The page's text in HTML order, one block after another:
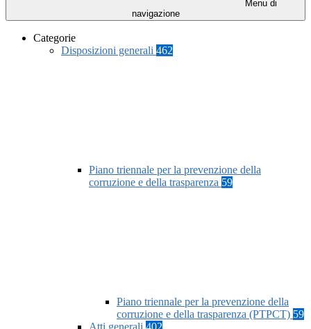
Menu di
navigazione
Categorie
Disposizioni generali 462
Piano triennale per la prevenzione della
corruzione e della trasparenza 59
Piano triennale per la prevenzione della
corruzione e della trasparenza (PTPCT) 59